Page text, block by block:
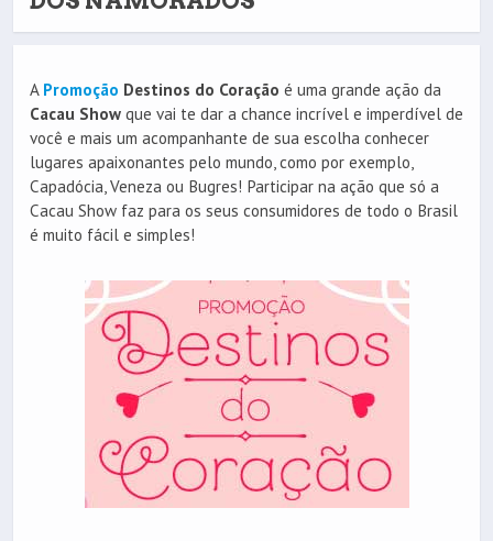
A Promoção Destinos do Coração é uma grande ação da
Cacau Show que vai te dar a chance incrível e imperdível de
você e mais um acompanhante de sua escolha conhecer
lugares apaixonantes pelo mundo, como por exemplo,
Capadócia, Veneza ou Bugres! Participar na ação que só a
Cacau Show faz para os seus consumidores de todo o Brasil
é muito fácil e simples!